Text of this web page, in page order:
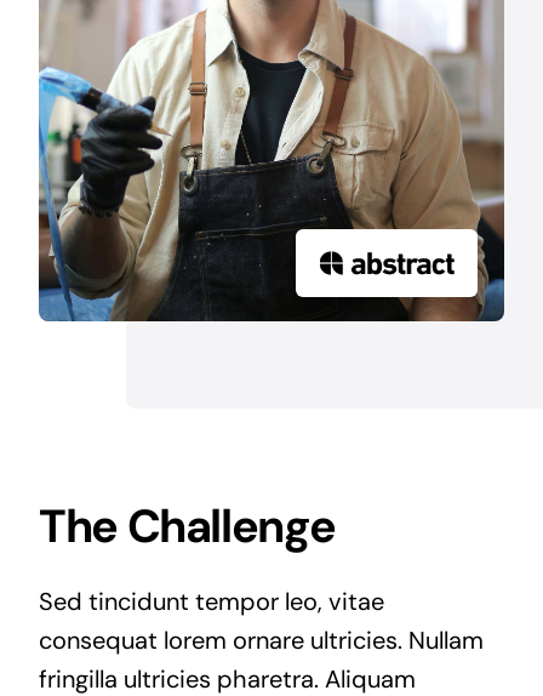
The Challenge
Sed tincidunt tempor leo, vitae
consequat lorem ornare ultricies. Nullam
fringilla ultricies pharetra. Aliquam